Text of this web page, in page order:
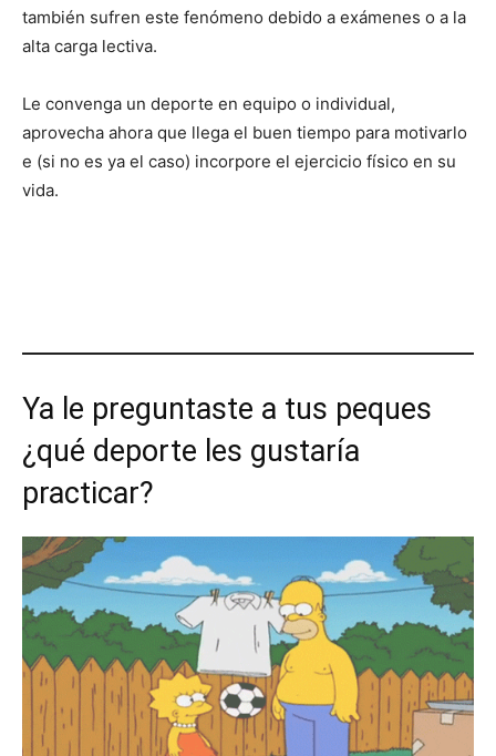
también sufren este fenómeno debido a exámenes o a la
alta carga lectiva.
Le convenga un deporte en equipo o individual,
aprovecha ahora que llega el buen tiempo para motivarlo
e (si no es ya el caso) incorpore el ejercicio físico en su
vida.
Ya le preguntaste a tus peques
¿qué deporte les gustaría
practicar?